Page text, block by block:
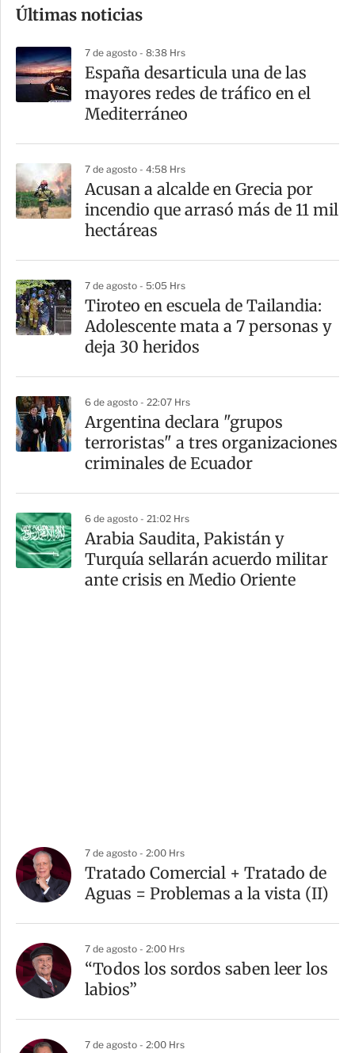
m
a
r
t
Últimas noticias
7 de agosto - 8:38 Hrs
España desarticula una de las
mayores redes de tráfico en el
Mediterráneo
7 de agosto - 4:58 Hrs
Acusan a alcalde en Grecia por
incendio que arrasó más de 11 mil
hectáreas
7 de agosto - 5:05 Hrs
Tiroteo en escuela de Tailandia:
Adolescente mata a 7 personas y
deja 30 heridos
6 de agosto - 22:07 Hrs
Argentina declara "grupos
terroristas" a tres organizaciones
criminales de Ecuador
6 de agosto - 21:02 Hrs
Arabia Saudita, Pakistán y
Turquía sellarán acuerdo militar
ante crisis en Medio Oriente
7 de agosto - 2:00 Hrs
Tratado Comercial + Tratado de
Aguas = Problemas a la vista (II)
7 de agosto - 2:00 Hrs
“Todos los sordos saben leer los
labios”
7 de agosto - 2:00 Hrs